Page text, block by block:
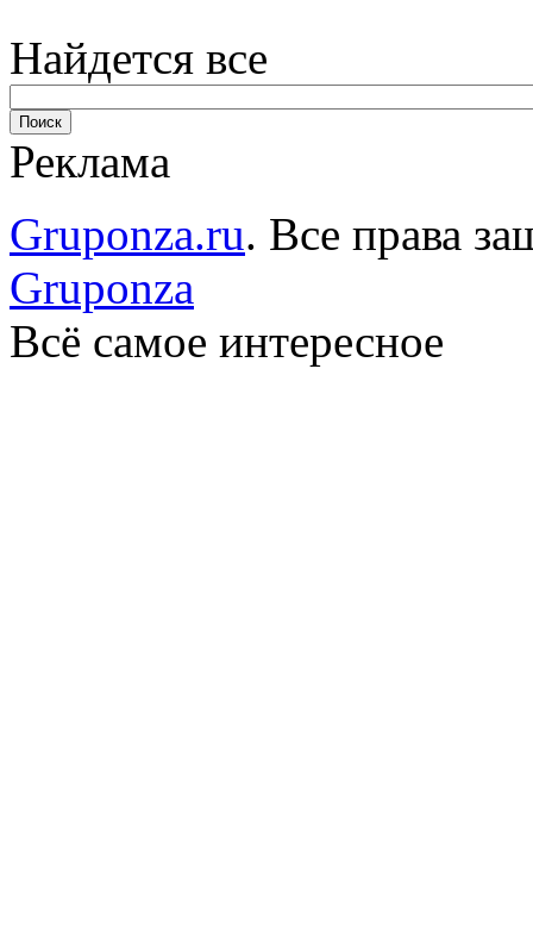
Найдется все
Реклама
Gruponza.ru. Все права
Gruponza
Всё самое интересное